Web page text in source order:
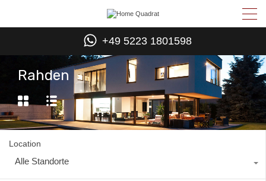
+49 5223 1801598
Rahden
Location
Alle Standorte